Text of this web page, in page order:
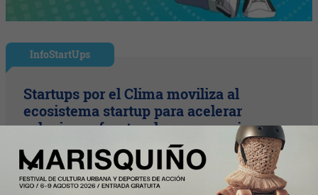
InfoStartUps
Startups por el Clima moviliza al
ecosistema startup para acelerar
soluciones frente a la emergencia
climática